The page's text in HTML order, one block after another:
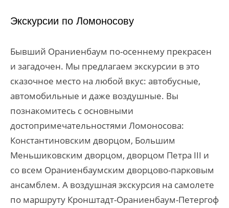
Экскурсии по Ломоносову
Бывший Ораниенбаум по-осеннему прекрасен
и загадочен. Мы предлагаем экскурсии в это
сказочное место на любой вкус: автобусные,
автомобильные и даже воздушные. Вы
познакомитесь с основными
достопримечательностями Ломоносова:
Константиновским дворцом, Большим
Меньшиковским дворцом, дворцом Петра III и
со всем Ораниенбаумским дворцово-парковым
ансамблем. А воздушная экскурсия на самолете
по маршруту Кронштадт-Ораниенбаум-Петергоф